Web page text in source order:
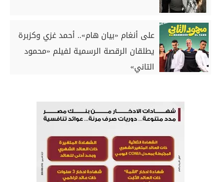
على أنغام «بيان هام».. أحمد غزي وكزبرة
يطلقان الرقصة الرسمية لفيلم «محمود
التاني»